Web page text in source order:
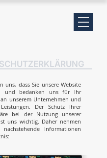
uns, dass Sie unsere Website
und bedanken uns für Ihr
an unserem Unternehmen und
Der Schutz Ihrer
bei der Nutzung unserer
uns wichtig. Daher nehmen
Informationen